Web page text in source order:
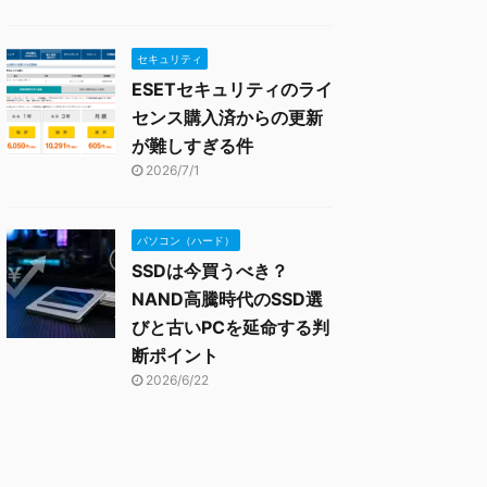
セキュリティ
ESETセキュリティのライ
センス購入済からの更新
が難しすぎる件
2026/7/1
パソコン（ハード）
SSDは今買うべき？
NAND高騰時代のSSD選
びと古いPCを延命する判
断ポイント
2026/6/22